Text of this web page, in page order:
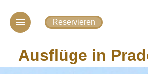
Startseite
Die Pousada
Reservieren
Ausflüge in